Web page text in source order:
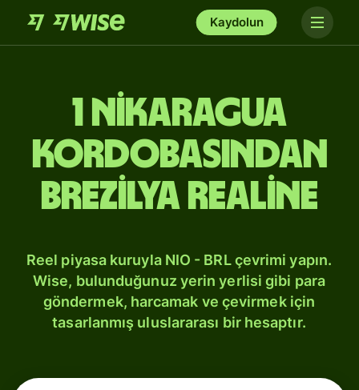
Kaydolun
1 Nikaragua
kordobasından
Brezilya realine
Reel piyasa kuruyla NIO - BRL çevrimi yapın.
Wise, bulunduğunuz yerin yerlisi gibi para
göndermek, harcamak ve çevirmek için
tasarlanmış uluslararası bir hesaptır.